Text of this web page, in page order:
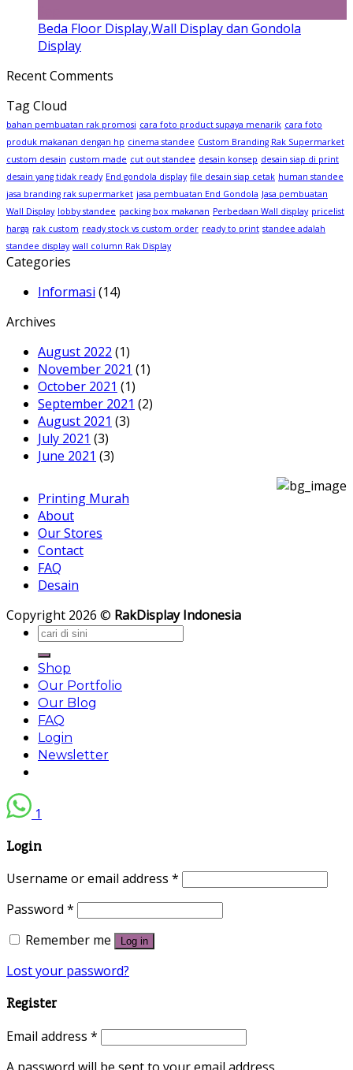
Beda Floor Display,Wall Display dan Gondola
Display
Recent Comments
Tag Cloud
bahan pembuatan rak promosi cara foto product supaya menarik cara foto
produk makanan dengan hp cinema standee Custom Branding Rak Supermarket
custom desain custom made cut out standee desain konsep desain siap di print
desain yang tidak ready End gondola display file desain siap cetak human standee
jasa branding rak supermarket jasa pembuatan End Gondola Jasa pembuatan
Wall Display lobby standee packing box makanan Perbedaan Wall display pricelist
harga rak custom ready stock vs custom order ready to print standee adalah
standee display wall column Rak Display
Categories
Informasi (14)
Archives
August 2022 (1)
November 2021 (1)
October 2021 (1)
September 2021 (2)
August 2021 (3)
July 2021 (3)
June 2021 (3)
Printing Murah
About
Our Stores
Contact
FAQ
Desain
Copyright 2026 © RakDisplay Indonesia
Search
for:
Shop
Our Portfolio
Our Blog
FAQ
Login
Newsletter
1
Login
Username or email address *
Password *
Remember me
Log in
Lost your password?
Register
Email address *